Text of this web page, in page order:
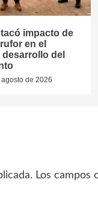
impacto de
en el
del
de 2026
Los campos